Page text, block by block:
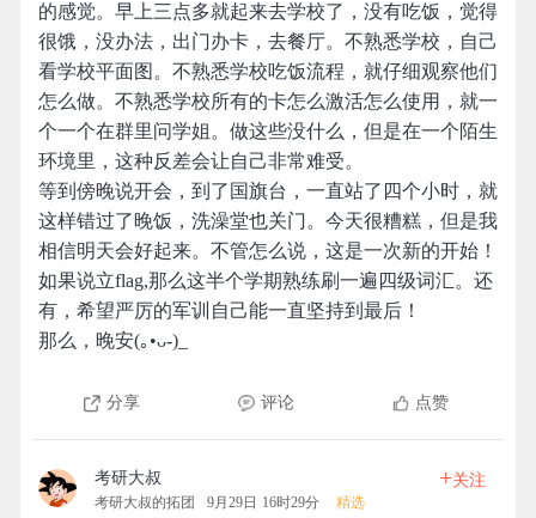
的感觉。早上三点多就起来去学校了，没有吃饭，觉得
很饿，没办法，出门办卡，去餐厅。不熟悉学校，自己
看学校平面图。不熟悉学校吃饭流程，就仔细观察他们
怎么做。不熟悉学校所有的卡怎么激活怎么使用，就一
个一个在群里问学姐。做这些没什么，但是在一个陌生
环境里，这种反差会让自己非常难受。
等到傍晚说开会，到了国旗台，一直站了四个小时，就
这样错过了晚饭，洗澡堂也关门。今天很糟糕，但是我
相信明天会好起来。不管怎么说，这是一次新的开始！
如果说立flag,那么这半个学期熟练刷一遍四级词汇。还
有，希望严厉的军训自己能一直坚持到最后！
那么，晚安(｡•ᴗ-)_
分享 评论 点赞
考研大叔
考研大叔的拓团 9月29日 16时29分 精选
+关注